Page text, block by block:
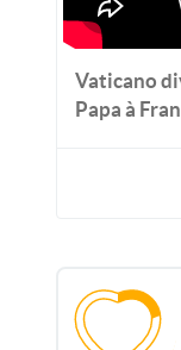
Vaticano
Papa à